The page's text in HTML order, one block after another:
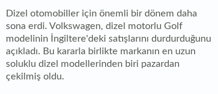
Dizel otomobiller için önemli bir dönem daha
sona erdi. Volkswagen, dizel motorlu Golf
modelinin İngiltere'deki satışlarını durdurduğunu
açıkladı. Bu kararla birlikte markanın en uzun
soluklu dizel modellerinden biri pazardan
çekilmiş oldu.